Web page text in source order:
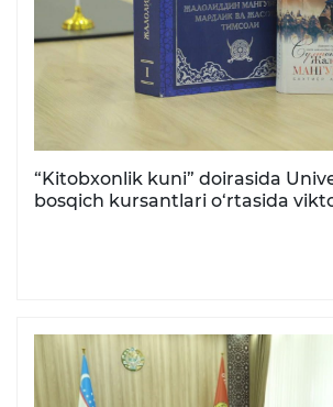
“Kitobxonlik kuni” doirasida
bosqich kursantlari o‘rtasida